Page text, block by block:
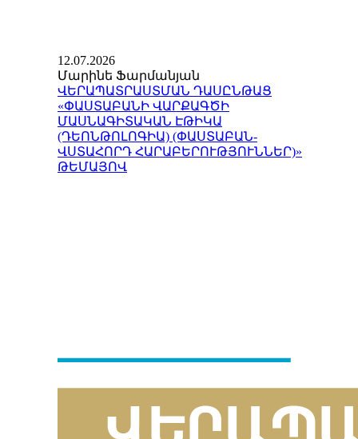
12.07.2026
Մարինե Ֆարմանյան
ՎԵՐԱՊԱՏՐԱՍՏՄԱՆ ԴԱՍԸՆԹԱՑ
«ՓԱՍՏԱԲԱՆԻ ՎԱՐՔԱԳԾԻ
ՄԱՍՆԱԳԻՏԱԿԱՆ ԷԹԻԿԱ
(ԴԵՈՆԹՈԼՈԳԻԱ) (ՓԱՍՏԱԲԱՆ-
ՎՍՏԱՀՈՐԴ ՀԱՐԱԲԵՐՈՒԹՅՈՒՆՆԵՐ)»
ԹԵՄԱՅՈՎ